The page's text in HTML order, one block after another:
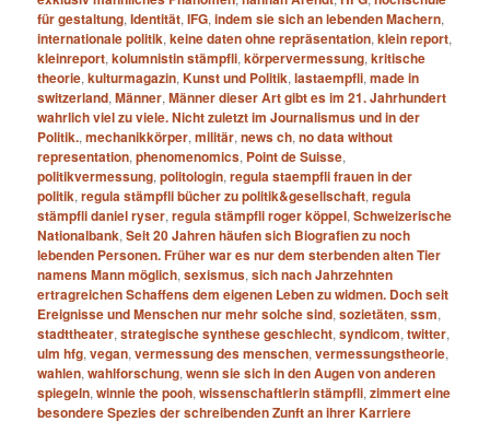
für gestaltung,Identität,IFG,indem sie sich an lebenden Machern,
internationale politik,keine daten ohne repräsentation,klein report,
kleinreport,kolumnistin stämpfli,körpervermessung,kritische
theorie,kulturmagazin,Kunst und Politik,lastaempfli,made in
switzerland,Männer,Männer dieser Art gibt es im 21. Jahrhundert
wahrlich viel zu viele. Nicht zuletzt im Journalismus und in der
Politik.,mechanikkörper,militär,news ch,no data without
representation,phenomenomics, Point de Suisse,
politikvermessung,politologin,regula staempfli frauen in der
politik,regula stämpfli bücher zu politik&gesellschaft,regula
stämpfli daniel ryser,regula stämpfli roger köppel,Schweizerische
Nationalbank,Seit 20 Jahren häufen sich Biografien zu noch
lebenden Personen. Früher war es nur dem sterbenden alten Tier
namens Mann möglich,sexismus,sich nach Jahrzehnten
ertragreichen Schaffens dem eigenen Leben zu widmen. Doch seit
Ereignisse und Menschen nur mehr solche sind,sozietäten,ssm,
stadttheater,strategische synthese geschlecht,syndicom,twitter,
ulm hfg,vegan,vermessung des menschen,vermessungstheorie,
wahlen,wahlforschung,wenn sie sich in den Augen von anderen
spiegeln,winnie the pooh,wissenschaftlerin stämpfli,zimmert eine
besondere Spezies der schreibenden Zunft an ihrer Karriere